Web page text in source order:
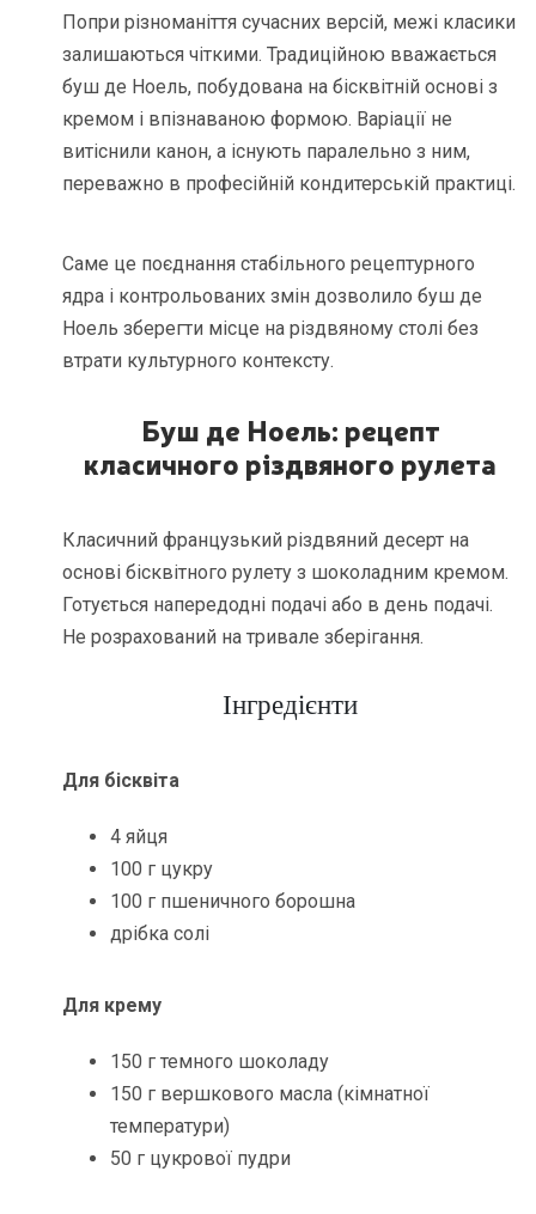
Попри різноманіття сучасних версій, межі класики
залишаються чіткими. Традиційною вважається
буш де Ноель, побудована на бісквітній основі з
кремом і впізнаваною формою. Варіації не
витіснили канон, а існують паралельно з ним,
переважно в професійній кондитерській практиці.
Саме це поєднання стабільного рецептурного
ядра і контрольованих змін дозволило буш де
Ноель зберегти місце на різдвяному столі без
втрати культурного контексту.
Буш де Ноель: рецепт
класичного різдвяного рулета
Класичний французький різдвяний десерт на
основі бісквітного рулету з шоколадним кремом.
Готується напередодні подачі або в день подачі.
Не розрахований на тривале зберігання.
Інгредієнти
Для бісквіта
4 яйця
100 г цукру
100 г пшеничного борошна
дрібка солі
Для крему
150 г темного шоколаду
150 г вершкового масла (кімнатної
температури)
50 г цукрової пудри